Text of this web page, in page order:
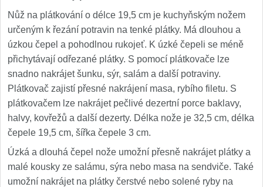
Nůž na plátkování o délce 19,5 cm je kuchyňským nožem
určeným k řezání potravin na tenké plátky. Má dlouhou a
úzkou čepel a pohodlnou rukojeť. K úzké čepeli se méně
přichytávají odřezané plátky. S pomocí plátkovače lze
snadno nakrájet šunku, sýr, salám a další potraviny.
Plátkovač zajistí přesné nakrájení masa, rybího filetu. S
plátkovačem lze nakrájet pečlivé dezertní porce baklavy,
halvy, kovřežů a další dezerty. Délka nože je 32,5 cm, délka
čepele 19,5 cm, šířka čepele 3 cm.
Úzká a dlouhá čepel nože umožní přesně nakrájet plátky a
malé kousky ze salámu, sýra nebo masa na sendviče. Také
umožní nakrájet na plátky čerstvé nebo solené ryby na